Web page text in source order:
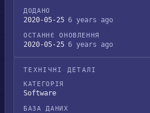
ДОДАНО
2020-05-25 6 years ago
ОСТАННЄ ОНОВЛЕННЯ
2020-05-25 6 years ago
ТЕХНІЧНІ ДЕТАЛІ
КАТЕГОРІЯ
Software
БАЗА ДАНИХ